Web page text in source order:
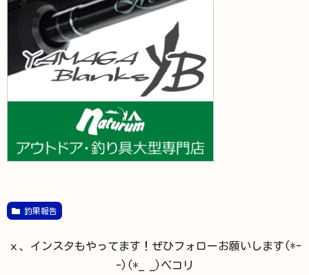
釣果報告
ｘ、インスタもやってます！ぜひフォローお願いします(*-
-)(*_ _)ペコリ